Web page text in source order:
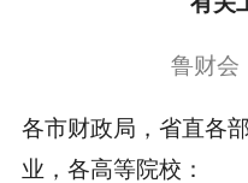
鲁财会
各市财政局，省直各
业，各高等院校：